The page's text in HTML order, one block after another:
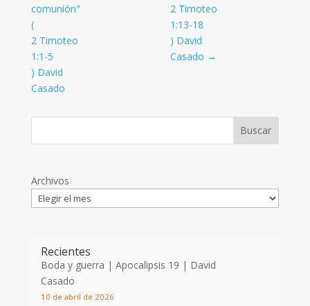
comunión"
(
2 Timoteo
1:1-5
) David
Casado
2 Timoteo
1:13-18
) David
Casado →
Archivos
Recientes
Boda y guerra | Apocalipsis 19 | David
Casado
10 de abril de 2026